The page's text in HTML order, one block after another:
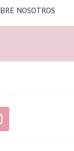
NOSOTROS